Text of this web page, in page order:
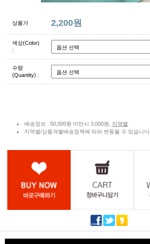
상품가 2,200원
색상(Color)
:
수량
(Quantity) :
배송정보 : 50,000원 미만시 3,000원, 지역별
지역별/상품개별배송정책에 따라 변동될 수 있습니다